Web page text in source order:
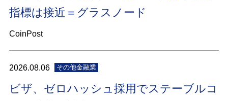
指標は接近＝グラスノード
CoinPost
2026.08.06 その他金融業
ビザ、ゼロハッシュ採用でステーブルコ